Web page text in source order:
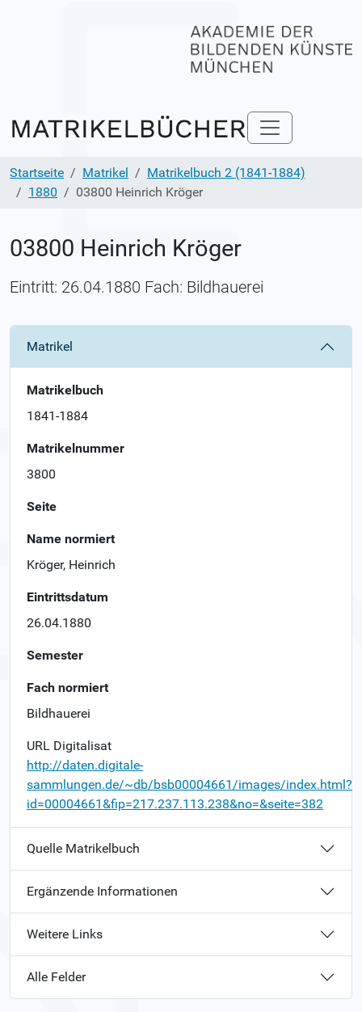
Startseite Matrikel
Matrikelbuch 2 (1841-1884)
1880
03800 Heinrich Kröger
03800 Heinrich Kröger
Eintritt: 26.04.1880 Fach: Bildhauerei
Matrikel
Matrikelbuch
1841-1884
Matrikelnummer
3800
Seite
Name normiert
Kröger, Heinrich
Eintrittsdatum
26.04.1880
Semester
Fach normiert
Bildhauerei
URL Digitalisat
http://daten.digitale-
sammlungen.de/~db/bsb00004661/images/index.html?
id=00004661&fip=217.237.113.238&no=&seite=382
Quelle Matrikelbuch
Ergänzende Informationen
Weitere Links
Alle Felder